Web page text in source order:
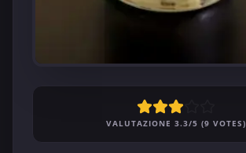
VALUTAZIONE 3.3/5 (9 VOTES)